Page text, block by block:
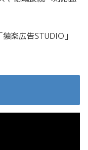
楽広告STUDIO」